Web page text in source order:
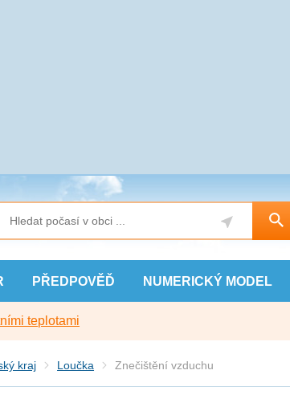
PŘEDPOVĚĎ NUMERICKÝ MODEL
teplotami
kraj Loučka Znečištění vzduchu